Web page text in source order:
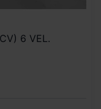
6 VEL.